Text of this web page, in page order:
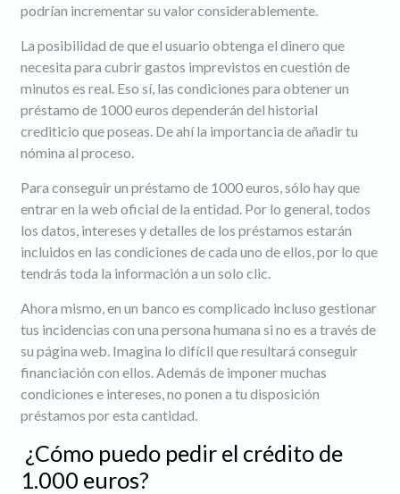
podrían incrementar su valor considerablemente.
La posibilidad de que el usuario obtenga el dinero que
necesita para cubrir gastos imprevistos en cuestión de
minutos es real. Eso sí, las condiciones para obtener un
préstamo de 1000 euros dependerán del historial
crediticio que poseas. De ahí la importancia de añadir tu
nómina al proceso.
Para conseguir un préstamo de 1000 euros, sólo hay que
entrar en la web oficial de la entidad. Por lo general, todos
los datos, intereses y detalles de los préstamos estarán
incluidos en las condiciones de cada uno de ellos, por lo que
tendrás toda la información a un solo clic.
Ahora mismo, en un banco es complicado incluso gestionar
tus incidencias con una persona humana si no es a través de
su página web. Imagina lo difícil que resultará conseguir
financiación con ellos. Además de imponer muchas
condiciones e intereses, no ponen a tu disposición
préstamos por esta cantidad.
¿Cómo puedo pedir el crédito de
1.000 euros?